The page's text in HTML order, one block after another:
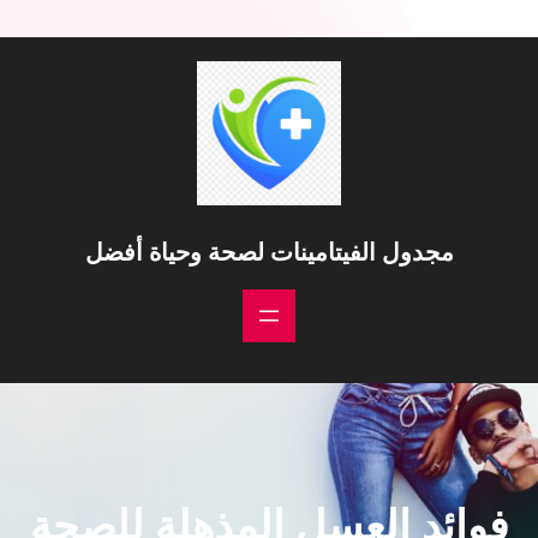
مجدول الفيتامينات لصحة وحياة أفضل
فوائد العسل المذهلة للصحة